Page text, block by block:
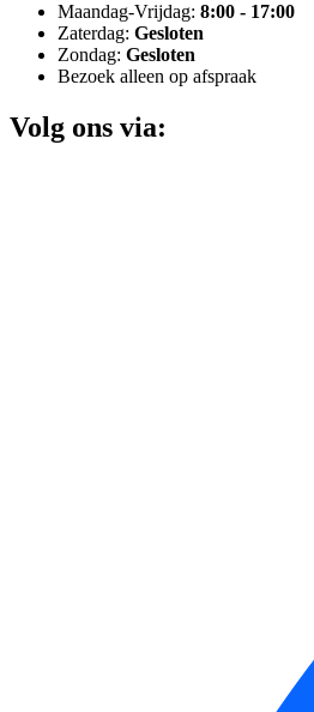
Maandag-Vrijdag: 8:00 - 17:00
Zaterdag: Gesloten
Zondag: Gesloten
Bezoek alleen op afspraak
Volg ons via: